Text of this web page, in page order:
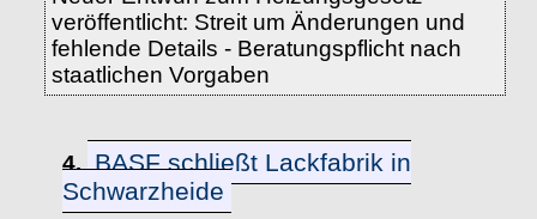
veröffentlicht: Streit um Änderungen und
fehlende Details - Beratungspflicht nach
staatlichen Vorgaben
4. BASF schließt Lackfabrik in
Schwarzheide